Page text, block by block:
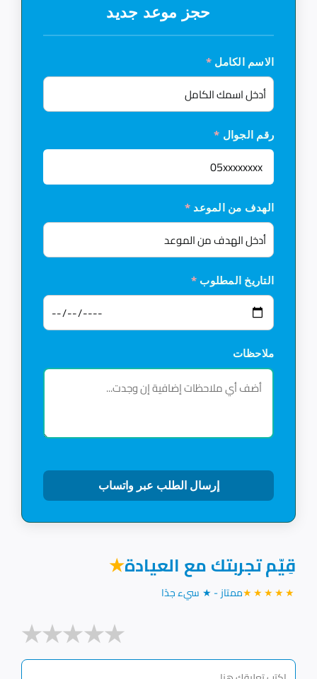
حجز موعد جديد
الاسم الكامل *
رقم الجوال *
الهدف من الموعد *
التاريخ المطلوب *
ملاحظات
إرسال الطلب عبر واتساب
قِيّم تجربتك مع العيادة★
★★★★★ممتاز - ★ سيء جدًا
★★★★★